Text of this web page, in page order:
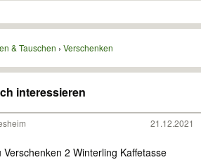
& Tauschen Verschenken
interessieren
21.12.2021
Verschenken 2 Winterling Kaffetasse